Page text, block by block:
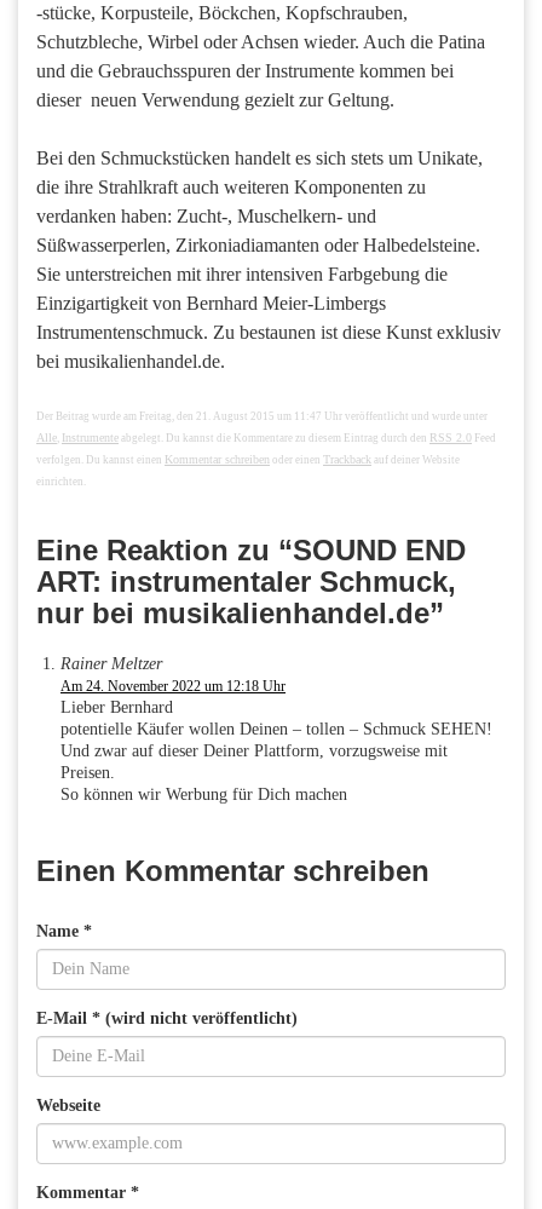
-stücke, Korpusteile, Böckchen, Kopfschrauben,
Schutzbleche, Wirbel oder Achsen wieder. Auch die Patina
und die Gebrauchsspuren der Instrumente kommen bei
dieser neuen Verwendung gezielt zur Geltung.
Bei den Schmuckstücken handelt es sich stets um Unikate,
die ihre Strahlkraft auch weiteren Komponenten zu
verdanken haben: Zucht-, Muschelkern- und
Süßwasserperlen, Zirkoniadiamanten oder Halbedelsteine.
Sie unterstreichen mit ihrer intensiven Farbgebung die
Einzigartigkeit von Bernhard Meier-Limbergs
Instrumentenschmuck. Zu bestaunen ist diese Kunst exklusiv
bei musikalienhandel.de.
Der Beitrag wurde am Freitag, den 21. August 2015 um 11:47 Uhr veröffentlicht und wurde unter
Alle Instrumente abgelegt. Du kannst die Kommentare zu diesem Eintrag durch den RSS 2.0 Feed
verfolgen. Du kannst einen Kommentar schreiben oder einen Trackback auf deiner Website
einrichten.
Eine Reaktion zu “SOUND END
ART: instrumentaler Schmuck,
nur bei musikalienhandel.de”
Rainer Meltzer
Am 24. November 2022 um 12:18 Uhr
Lieber Bernhard
potentielle Käufer wollen Deinen – tollen – Schmuck SEHEN!
Und zwar auf dieser Deiner Plattform, vorzugsweise mit
Preisen.
So können wir Werbung für Dich machen
Einen Kommentar schreiben
Name *
E-Mail * (wird nicht veröffentlicht)
Webseite
Kommentar *